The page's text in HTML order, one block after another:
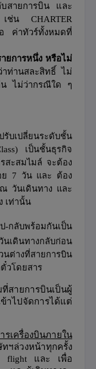
บสายการบิน และ
ช่น CHARTER
ค่าทัวร์ทั้งหมดที่
ยการหนึ่ง หรือไม่
าท่านสละสิทธิ์ ไม่
น ไม่ว่ากรณีใด ๆ
รับเปลี่ยนระดับชั้น
เป็นชั้นธุรกิจ
สะสมไมล์ จะต้อง
ย 7 วัน และ ต้อง
ณ วันเดินทาง และ
เท่านั้น
-กลับพร้อมกันเป็น
ดินทางกลับก่อน
นต่างที่สายการบิน
วโดยสาร
สายการบินเป็นผู้
ไปจัดการได้แต่
รเครื่องบินภายใน
ฯล่วงหน้าทุกครั้ง
flight และ เพื่อ